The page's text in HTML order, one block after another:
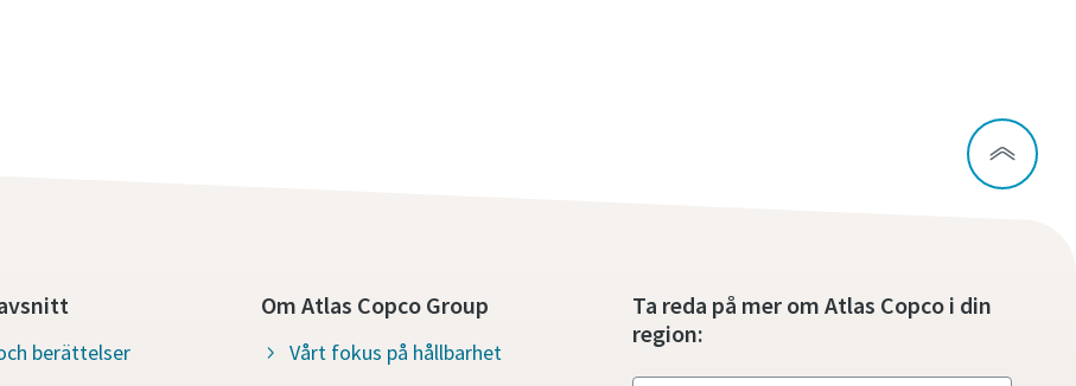
berättelser
Om Atlas Copco Group
Vårt fokus på hållbarhet
Ta reda på mer om Atlas Copco i din
region: